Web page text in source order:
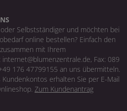
Selbstständiger und möchten bei
online bestellen? Einfach den
mit Ihrem
Fax: 089
176 47799155 an uns übermitteln.
erhalten Sie per E-Mail
Zum Kundenantrag